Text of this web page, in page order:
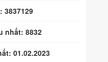
3837129
nhất: 8832
01.02.2023